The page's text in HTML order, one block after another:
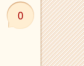
0